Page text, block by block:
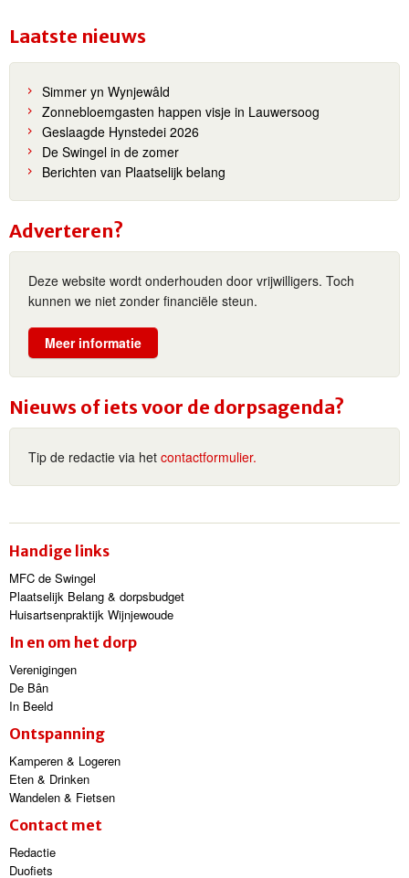
Laatste nieuws
Simmer yn Wynjewâld
Zonnebloemgasten happen visje in Lauwersoog
Geslaagde Hynstedei 2026
De Swingel in de zomer
Berichten van Plaatselijk belang
Adverteren?
Deze website wordt onderhouden door vrijwilligers. Toch
kunnen we niet zonder financiële steun.
Meer informatie
Nieuws of iets voor de dorpsagenda?
Tip de redactie via het contactformulier.
Handige links
MFC de Swingel
Plaatselijk Belang & dorpsbudget
Huisartsenpraktijk Wijnjewoude
In en om het dorp
Verenigingen
De Bân
In Beeld
Ontspanning
Kamperen & Logeren
Eten & Drinken
Wandelen & Fietsen
Contact met
Redactie
Duofiets